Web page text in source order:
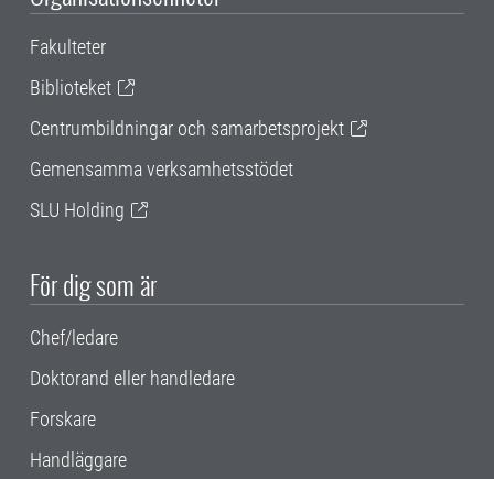
Fakulteter
Biblioteket
Centrumbildningar och samarbetsprojekt
Gemensamma verksamhetsstödet
SLU Holding
För dig som är
Chef/ledare
Doktorand eller handledare
Forskare
Handläggare